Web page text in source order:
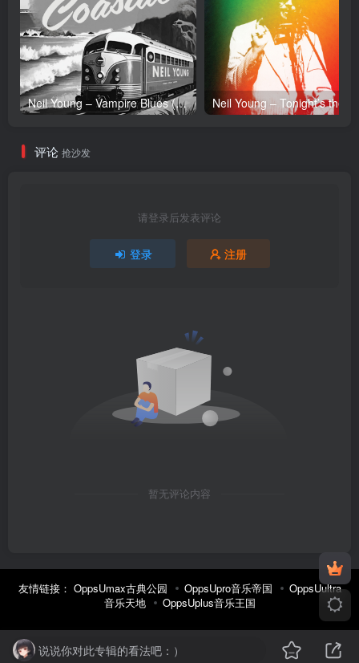
Neil Young – Vampire Blues (Live) – Single(054391239303)【24bit／96.0kHz】土耳其区
评论 抢沙发
请登录后发表评论
登录 注册
暂无评论内容
友情链接： OppsUmax古典公园 OppsUpro音乐帝国
OppsUultra
音乐天地
OppsUplus音乐王国
说说你对此专辑的看法吧：）